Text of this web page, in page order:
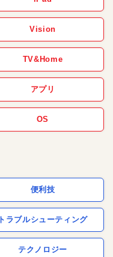
Vision
TV&Home
アプリ
OS
便利技
トラブルシューティング
テクノロジー